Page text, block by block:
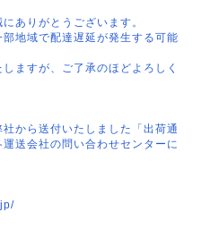
ありがとうございます。
地域で配達遅延が発生する可能
ますが、ご了承のほどよろしく
から送付いたしました「出荷通
送会社の問い合わせセンターに